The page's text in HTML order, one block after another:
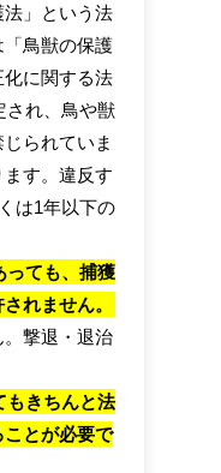
」という法
鳥獣の保護
に関する法
され、鳥や獣
られていま
す。違反す
は1年以下の
っても、捕獲
れません。
撃退・退治
もきちんと法
とが必要で